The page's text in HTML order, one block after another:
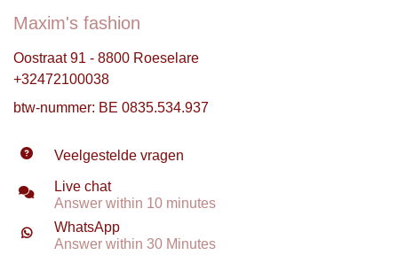
Maxim's fashion
Oostraat 91 - 8800 Roeselare
+32472100038
btw-nummer: BE 0835.534.937
Veelgestelde vragen
Live chat
Answer within 10 minutes
WhatsApp
Answer within 30 Minutes